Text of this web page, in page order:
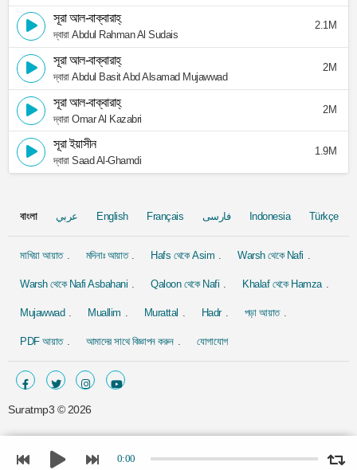
সূরা আল-বাক্বারাহ্
দ্বারা Abdul Rahman Al Sudais
2.1M
সূরা আল-বাক্বারাহ্
দ্বারা Abdul Basit Abd Alsamad Mujawwad
2M
সূরা আল-বাক্বারাহ্
দ্বারা Omar Al Kazabri
2M
সূরা ইয়াসীন
দ্বারা Saad Al-Ghamdi
1.9M
বাংলা عربي English Français فارسی Indonesia Türkçe
মাখিয়া আয়াত মদিনাঃ আয়াত Hafs থেকে Asim Warsh থেকে Nafi
Warsh থেকে Nafi Asbahani Qaloon থেকে Nafi Khalaf থেকে Hamza
Mujawwad Muallim Murattal Hadr পড়া আয়াত
PDF আয়াত আমাদের সাথে বিজ্ঞাপন করুন যোগাযোগ
Suratmp3 © 2026
0:00